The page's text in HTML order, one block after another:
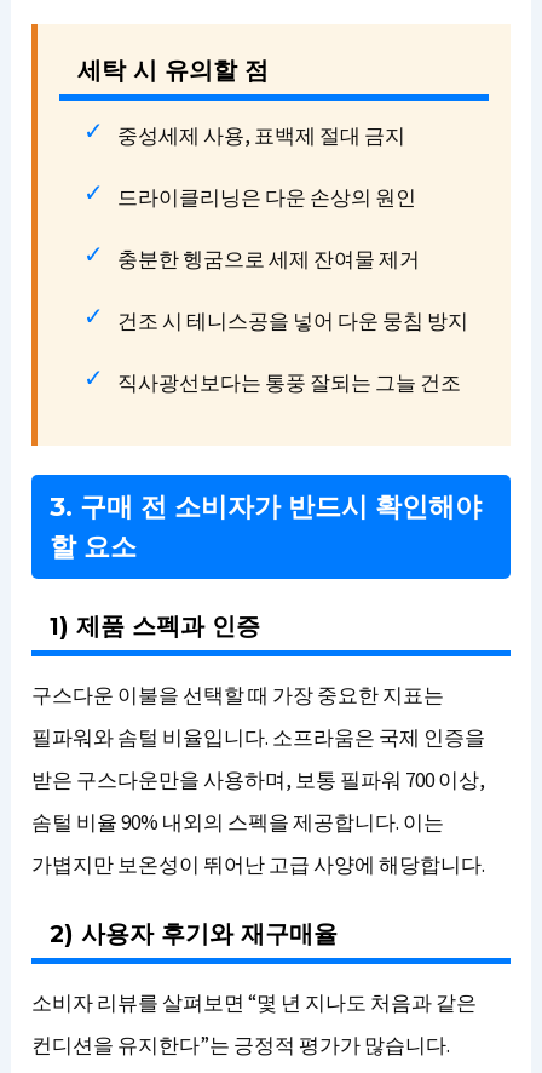
세탁 시 유의할 점
중성세제 사용, 표백제 절대 금지
드라이클리닝은 다운 손상의 원인
충분한 헹굼으로 세제 잔여물 제거
건조 시 테니스공을 넣어 다운 뭉침 방지
직사광선보다는 통풍 잘되는 그늘 건조
3. 구매 전 소비자가 반드시 확인해야
할 요소
1) 제품 스펙과 인증
구스다운 이불을 선택할 때 가장 중요한 지표는
필파워와 솜털 비율입니다. 소프라움은 국제 인증을
받은 구스다운만을 사용하며, 보통 필파워 700 이상,
솜털 비율 90% 내외의 스펙을 제공합니다. 이는
가볍지만 보온성이 뛰어난 고급 사양에 해당합니다.
2) 사용자 후기와 재구매율
소비자 리뷰를 살펴보면 “몇 년 지나도 처음과 같은
컨디션을 유지한다”는 긍정적 평가가 많습니다.